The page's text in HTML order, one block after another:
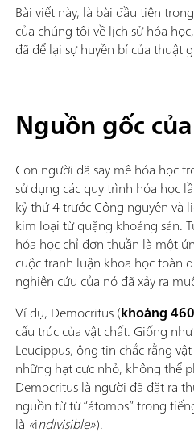
Bài viết này, là bài đầu tiên
của chúng tôi về lịch sử hóa
đã để lại sự huyền bí của thuật
Nguồn gốc
Con người đã say mê hóa học
sử dụng các quy trình hóa học
kỷ thứ 4 trước Công nguyên và
kim loại từ quặng khoáng sản.
hóa học chỉ đơn thuần là một
cuộc tranh luận khoa học toàn
nghiên cứu của nó đã xảy ra
Ví dụ, Democritus (khoảng
cấu trúc của vật chất. Giống
Leucippus, ông tin chắc rằng
những hạt cực nhỏ, không thể
Democritus là người đã đặt ra
nguồn từ từ “átomos” trong
là «indivisible»).